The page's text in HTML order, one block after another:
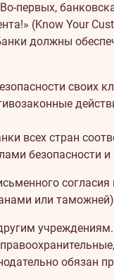
(Know Your
должны
стран
безопасности
или
обязан